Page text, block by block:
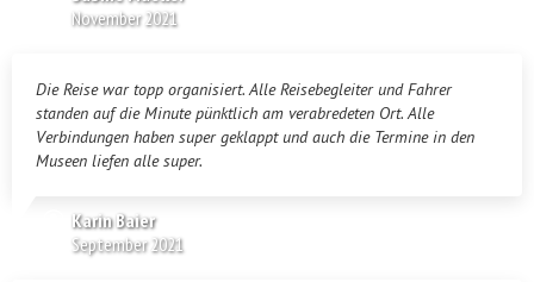
November 2021
Die Reise war topp organisiert. Alle Reisebegleiter und Fahrer
standen auf die Minute pünktlich am verabredeten Ort. Alle
Verbindungen haben super geklappt und auch die Termine in den
Museen liefen alle super.
Karin Baier
September 2021